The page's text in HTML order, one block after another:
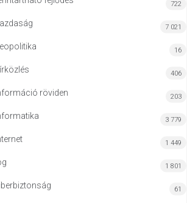
722
7 021
16
406
röviden 203
3 779
1 449
1 801
61